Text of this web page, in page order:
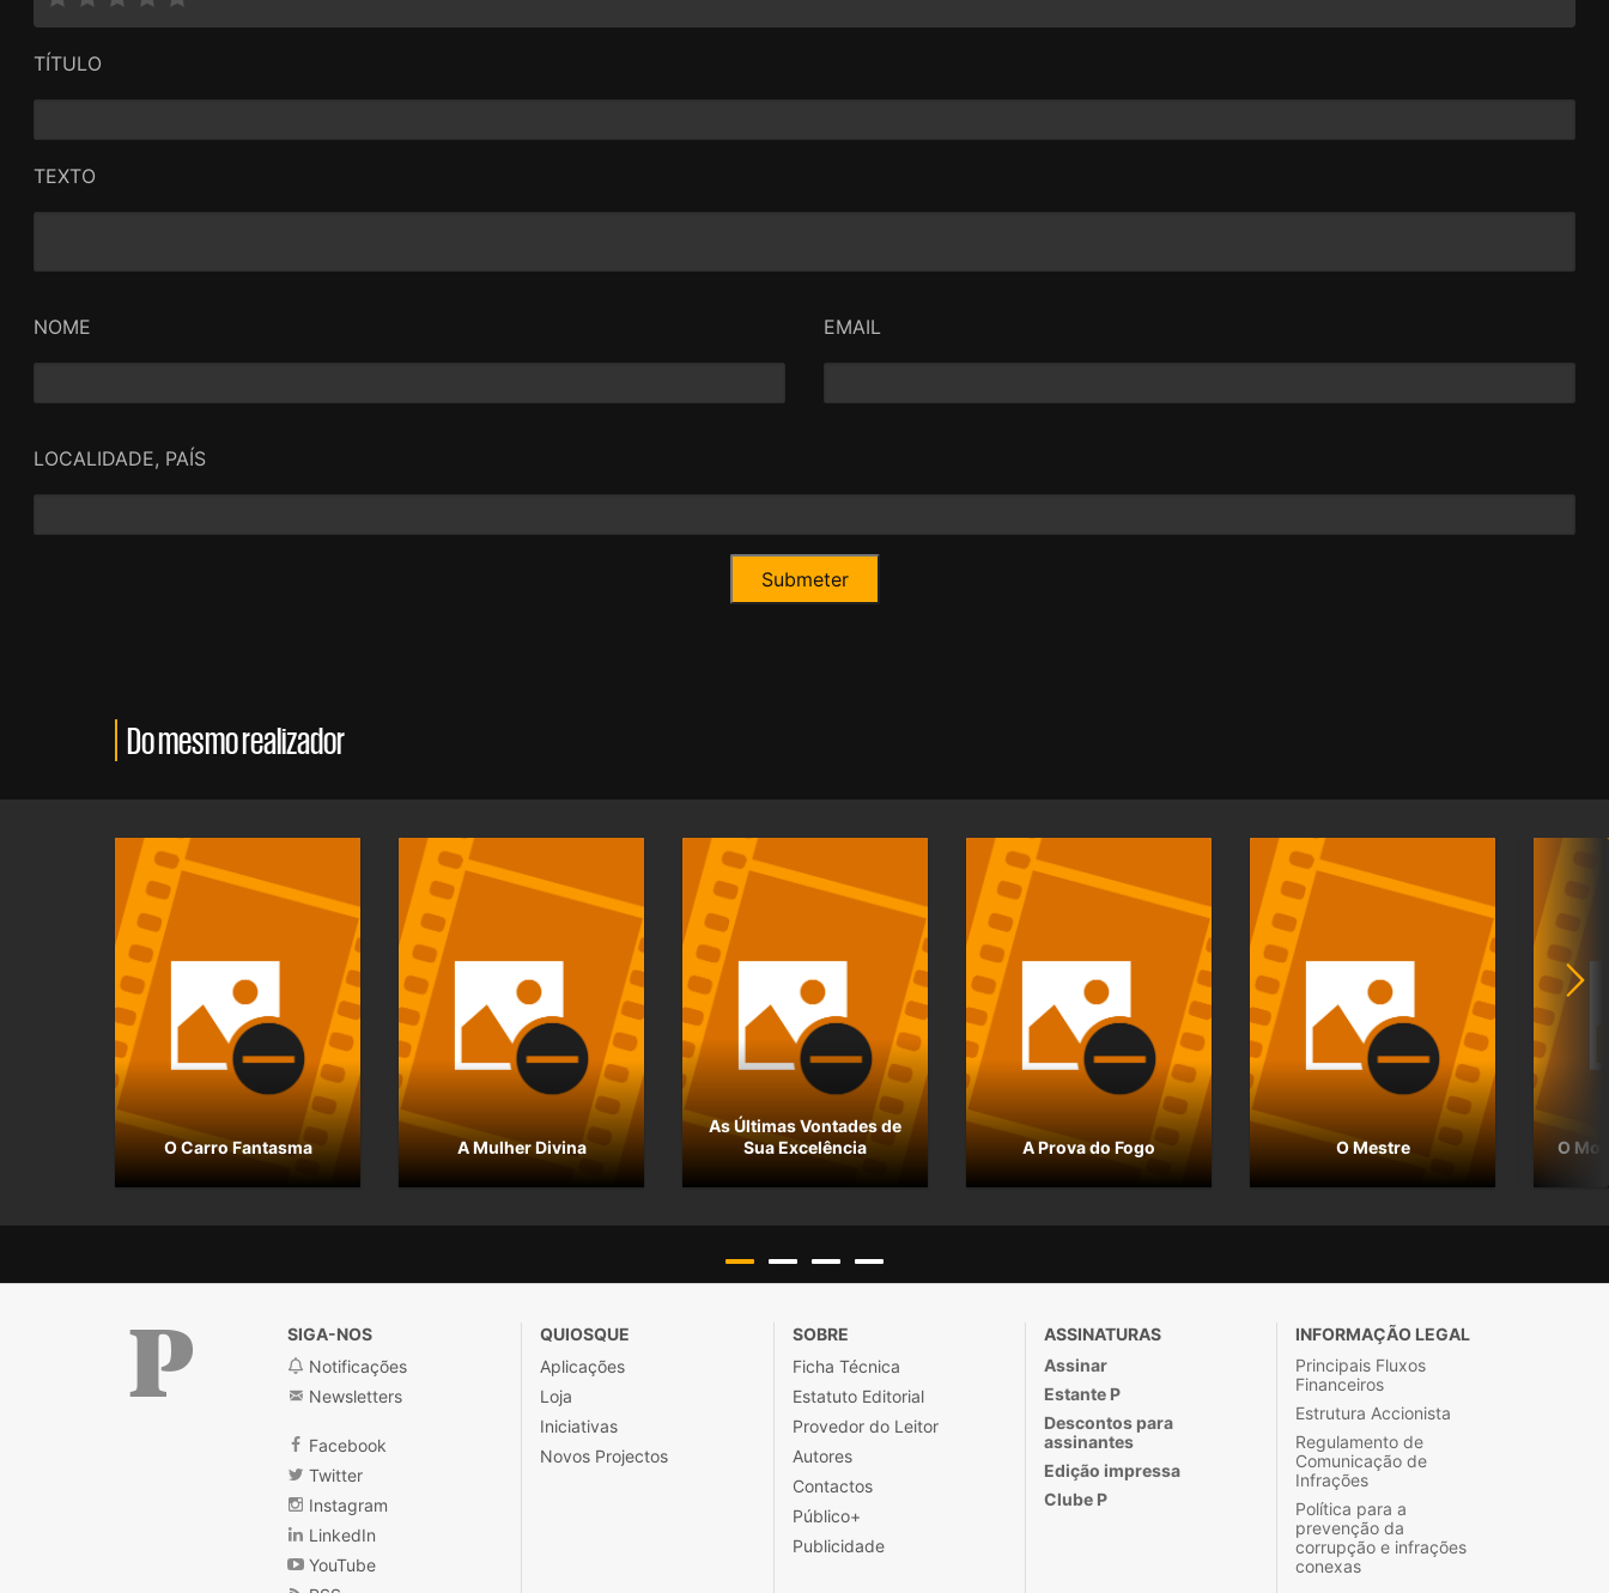
TÍTULO
TEXTO
NOME EMAIL
LOCALIDADE, PAÍS
Do mesmo realizador
O Carro Fantasma A Mulher Divina
As Últimas Vontades de
Sua Excelência
A Prova do Fogo O Mestre O
Público
SIGA-NOS
Notificações
Newsletters
Facebook
Twitter
Instagram
LinkedIn
YouTube
QUIOSQUE
Aplicações
Loja
Iniciativas
Novos Projectos
SOBRE
Ficha Técnica
Estatuto Editorial
Provedor do Leitor
Autores
Contactos
Público+
Publicidade
ASSINATURAS
Assinar
Estante P
Descontos para
assinantes
Edição impressa
Clube P
INFORMAÇÃO LEGAL
Principais Fluxos
Financeiros
Estrutura Accionista
Regulamento de
Comunicação de
Infrações
Política para a
prevenção da
corrupção e infrações
conexas